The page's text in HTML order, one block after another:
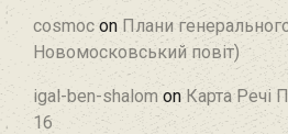
cosmoc on Плани
Новомосковський повіт)
igal-ben-shalom on Карта Речі
16